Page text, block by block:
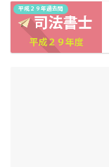
平成２９年過去問